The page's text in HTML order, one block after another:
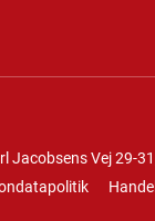
Jacobsens Vej 29-